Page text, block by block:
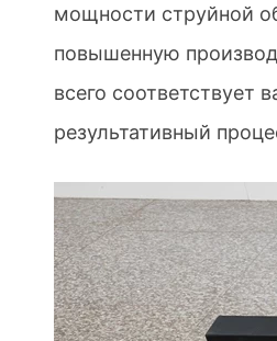
мощности струйной
повышенную
всего
результативный